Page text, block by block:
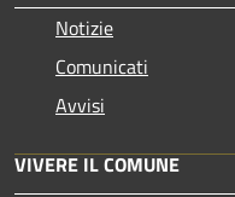
Notizie
Comunicati
Avvisi
VIVERE IL COMUNE